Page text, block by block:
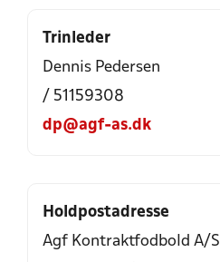
Trinleder
Dennis Pedersen
/ 51159308
dp@agf-as.dk
Holdpostadresse
Agf Kontraktfodbold A/S